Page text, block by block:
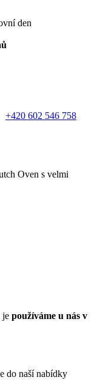
den
+420 602 546 758
Oven s velmi
je používáme u nás v
do naší nabídky